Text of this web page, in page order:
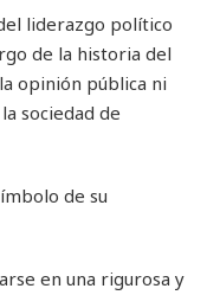
liderazgo político
de la historia del
opinión pública ni
sociedad de
de su
en una rigurosa y